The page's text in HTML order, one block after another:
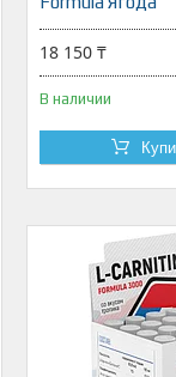
18 150 ₸
В наличии